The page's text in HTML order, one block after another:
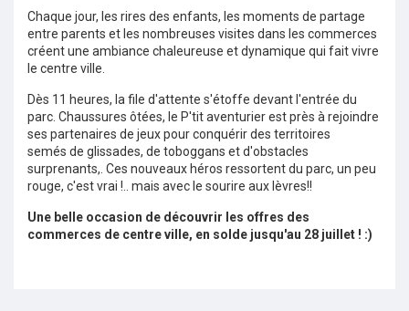
Chaque jour, les rires des enfants, les moments de partage
entre parents et les nombreuses visites dans les commerces
créent une ambiance chaleureuse et dynamique qui fait vivre
le centre ville.
Dès 11 heures, la file d'attente s'étoffe devant l'entrée du
parc. Chaussures ôtées, le P'tit aventurier est près à rejoindre
ses partenaires de jeux pour conquérir des territoires
semés de glissades, de toboggans etd'obstacles
surprenants, . Ces nouveaux héros ressortent du parc, un peu
rouge, c'est vrai !.. mais avec le sourire aux lèvres!!
Une belle occasion de découvrir les offres des
commerces de centre ville, en solde jusqu'au 28 juillet ! :)